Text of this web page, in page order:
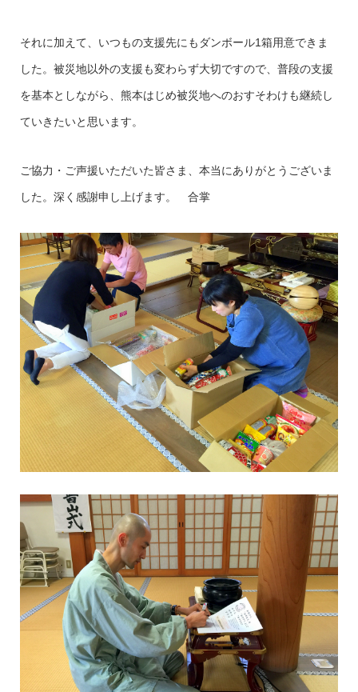
それに加えて、いつもの支援先にもダンボール1箱用意できま
した。被災地以外の支援も変わらず大切ですので、普段の支援
を基本としながら、熊本はじめ被災地へのおすそわけも継続し
ていきたいと思います。
ご協力・ご声援いただいた皆さま、本当にありがとうございま
した。深く感謝申し上げます。 合掌